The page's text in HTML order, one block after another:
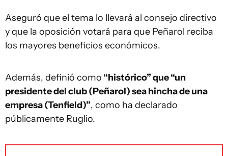
Aseguró que el tema lo llevará al consejo directivo
y que la oposición votará para que Peñarol reciba
los mayores beneficios económicos.
Además, definió como “histórico” que “un
presidente del club (Peñarol) sea hincha de una
empresa (Tenfield)”, como ha declarado
públicamente Ruglio.